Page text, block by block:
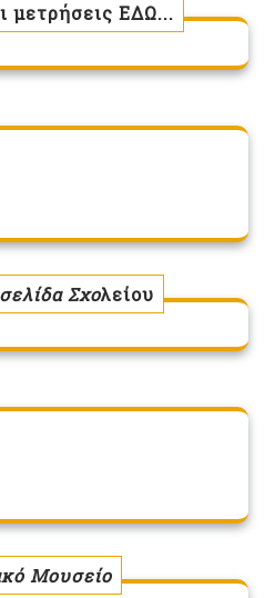
μετρήσεις ΕΔΩ...
Σχολείου
Μουσείο